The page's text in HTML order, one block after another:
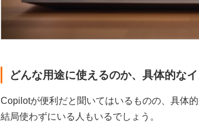
どんな用途に使えるのか、具体的な
Copilotが便利だと聞いてはいるものの、具体
結局使わずにいる人もいるでしょう。